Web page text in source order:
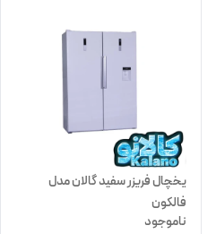
یخچال فریزر سفید گالان مدل
فالکون
ناموجود